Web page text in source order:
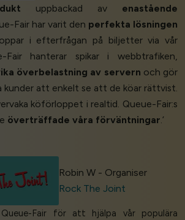
uppbackad av enastående
Fair har varit den perfekta lösningen
i efterfrågan på biljetter via vår
Fair hanterar spikar i webbtrafiken,
överbelastning av servern och gör
kunder att enkelt se att de köar rättvist.
köförloppet i realtid. Queue-Fair:s
överträffade våra förväntningar.’
Robin W - Organiser
Rock The Joint
Fair för att hjälpa vår populära